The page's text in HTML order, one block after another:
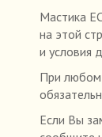
Мастика
на этой
и условия
При любом
Если Вы